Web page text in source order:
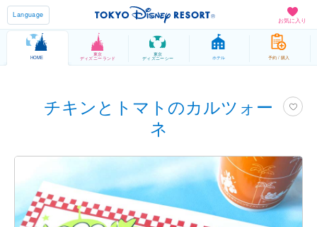
お気に入り
Language
HOME
東京
ディズニーランド
東京
ディズニーシー ホテル 予約 / 購入
チキンとトマトのカルツォー
ネ